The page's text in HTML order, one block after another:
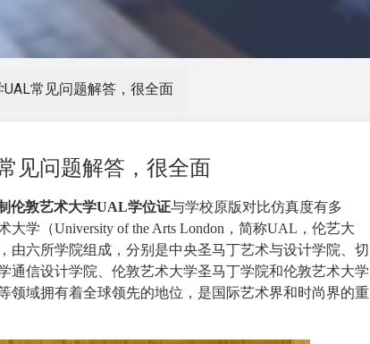
常见问题解答，很全面
见问题解答，很全面
伦敦艺术大学UAL学位证与学校原版对比仿真度有多
大学（University of the Arts London ，简称UAL，伦艺大
由六所学院组成，分别是中央圣马丁艺术与设计学院、切
通信设计学院、伦敦艺术大学圣马丁学院和伦敦艺术大学
领域拥有着全球领先的地位，是国际艺术界和时尚界的重